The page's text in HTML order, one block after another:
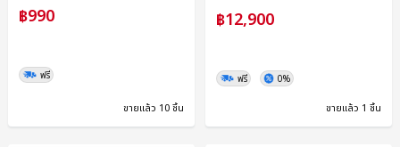
฿990
ฟรี
ขายแล้ว 10 ชิ้น
฿12,900
ฟรี 0%
ขายแล้ว 1 ชิ้น